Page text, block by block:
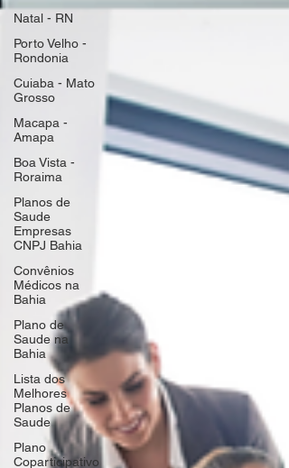
Natal - RN
Porto Velho -
Rondonia
Cuiaba - Mato
Grosso
Macapa -
Amapa
Boa Vista -
Roraima
Planos de
Saude
Empresas
CNPJ Bahia
Convênios
Médicos na
Bahia
Plano de
Saude na
Bahia
Lista dos
Melhores
Planos de
Saude
Plano
Coparticipativo